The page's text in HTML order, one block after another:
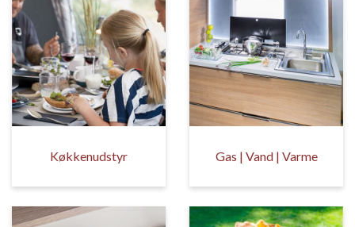
Køkkenudstyr Gas | Vand | Varme